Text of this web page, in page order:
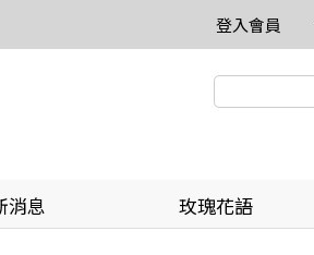
登入會員
消息 玫瑰花語